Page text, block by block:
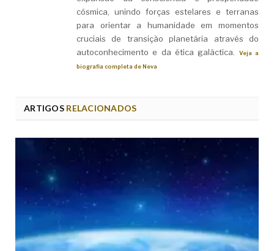
cósmica, unindo forças estelares e terranas
para orientar a humanidade em momentos
cruciais de transição planetária através do
autoconhecimento e da ética galáctica.
Veja a
biografia completa de Neva
ARTIGOSRELACIONADOS